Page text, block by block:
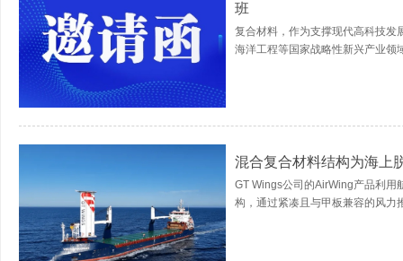
班
复合材料，作为支撑现代高科技发
海洋工程等国家战略性新兴产业领
混合复合材料结构为海上
GT Wings公司的AirWing产品利用
构，通过紧凑且与甲板兼容的风